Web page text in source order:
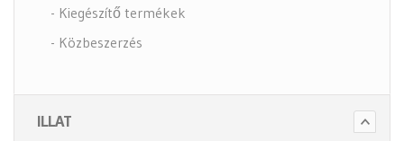
- Kiegészítő termékek
- Közbeszerzés
- Törlő és tisztító papírok
ILLAT